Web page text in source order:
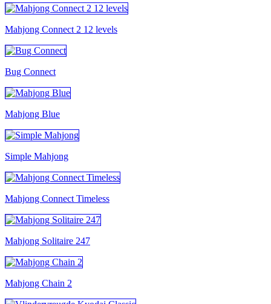
Mahjong Connect 2 12 levels
Bug Connect
Mahjong Blue
Simple Mahjong
Mahjong Connect Timeless
Mahjong Solitaire 247
Mahjong Chain 2